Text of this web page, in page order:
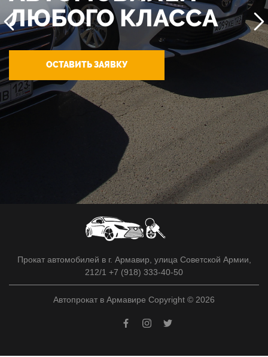
ЛЮБОГО КЛАССА
ОСТАВИТЬ ЗАЯВКУ
Прокат автомобилей в г. Армавир, улица Советской Армии,
212/1 +7 (918) 333-40-50
Автопрокат в Армавире Copyright © 2026